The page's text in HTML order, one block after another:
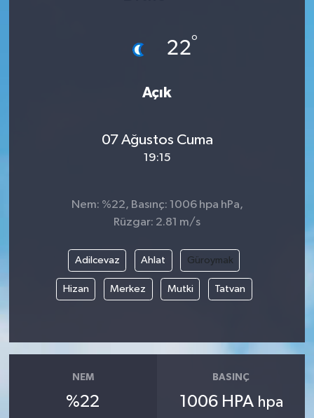
22°
Açık
07 Ağustos Cuma
19:15
Nem: %22, Basınç: 1006 hpa hPa,
Rüzgar: 2.81 m/s
Adilcevaz Ahlat Güroymak
Hizan Merkez Mutki Tatvan
NEM
%22
BASINÇ
1006 HPA hpa
DÜNYA
MEDYA
TEKNOLOJİ
YAŞAM